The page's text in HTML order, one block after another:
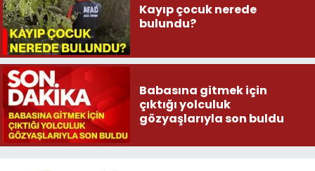
Kayıp çocuk nerede
bulundu?
Babasına gitmek için
çıktığı yolculuk
gözyaşlarıyla son buldu